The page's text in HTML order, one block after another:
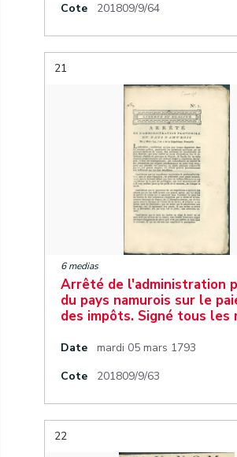
Cote
201809/9/64
21
6 medias
Arrêté de l'administration
du pays namurois sur le
des impôts. Signé tous les
Date
mardi 05 mars 1793
Cote
201809/9/63
22